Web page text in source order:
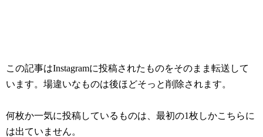
この記事はInstagramに投稿されたものをそのまま転送して
います。場違いなものは後ほどそっと削除されます。
何枚か一気に投稿しているものは、最初の1枚しかこちらに
は出ていません。